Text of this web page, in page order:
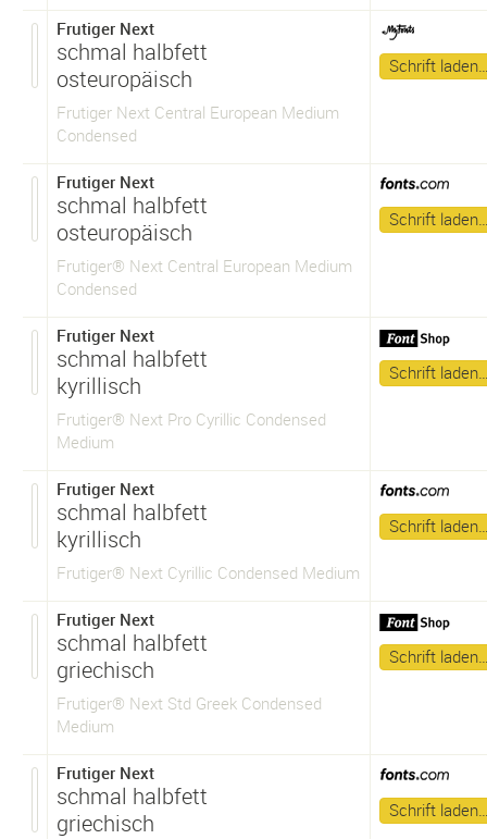
Frutiger Next
schmal halbfett
osteuropäisch
Frutiger Next Central European Medium
Condensed
Schrift
Frutiger Next
schmal halbfett
osteuropäisch
Frutiger® Next Central European Medium
Condensed
Schrift
Frutiger Next
schmal halbfett
kyrillisch
Frutiger® Next Pro Cyrillic Condensed
Medium
Schrift
Frutiger Next
schmal halbfett
kyrillisch
Frutiger® Next Cyrillic Condensed Medium
Schrift
Frutiger Next
schmal halbfett
griechisch
Frutiger® Next Std Greek Condensed
Medium
Schrift
Frutiger Next
schmal halbfett
griechisch
Schrift